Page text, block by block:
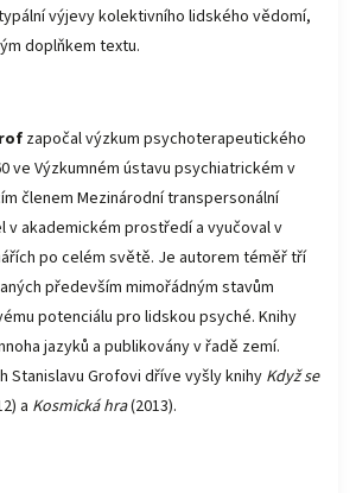
výjevy kolektivního lidského vědomí,
doplňkem textu.
započal výzkum psychoterapeutického
ve Výzkumném ústavu psychiatrickém v
členem Mezinárodní transpersonální
v akademickém prostředí a vyučoval v
po celém světě. Je autorem téměř tří
především mimořádným stavům
potenciálu pro lidskou psyché. Knihy
jazyků a publikovány v řadě zemí.
Stanislavu Grofovi dříve vyšly knihy Když se
a Kosmická hra(2013).